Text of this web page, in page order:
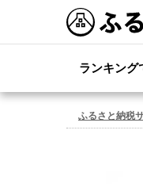
ランキング
ふるさと納税